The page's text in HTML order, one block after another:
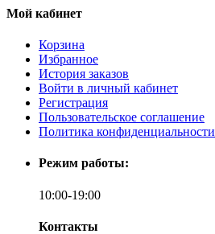
Мой кабинет
Корзина
Избранное
История заказов
Войти в личный кабинет
Регистрация
Пользовательское соглашение
Политика конфиденциальности
Режим работы:
10:00-19:00
Контакты